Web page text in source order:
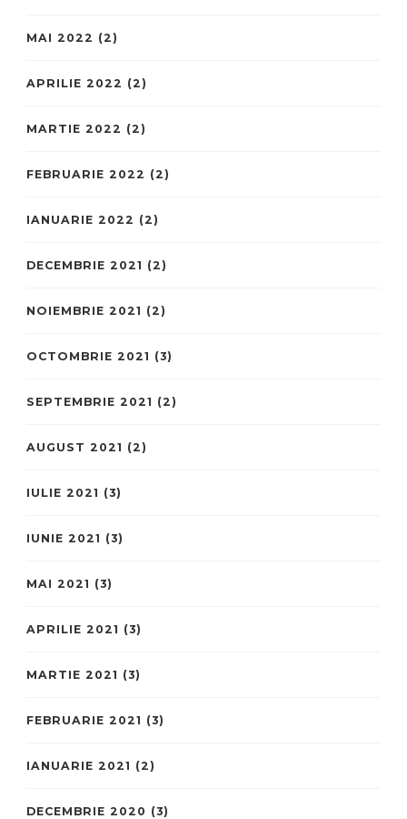
MAI 2022 (2)
APRILIE 2022 (2)
MARTIE 2022 (2)
FEBRUARIE 2022 (2)
IANUARIE 2022 (2)
DECEMBRIE 2021 (2)
NOIEMBRIE 2021 (2)
OCTOMBRIE 2021 (3)
SEPTEMBRIE 2021 (2)
AUGUST 2021 (2)
IULIE 2021 (3)
IUNIE 2021 (3)
MAI 2021 (3)
APRILIE 2021 (3)
MARTIE 2021 (3)
FEBRUARIE 2021 (3)
IANUARIE 2021 (2)
DECEMBRIE 2020 (3)